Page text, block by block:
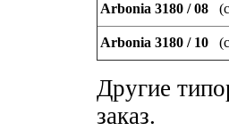
Arbonia 3180 / 08
Arbonia 3180 / 10
Другие
заказ.